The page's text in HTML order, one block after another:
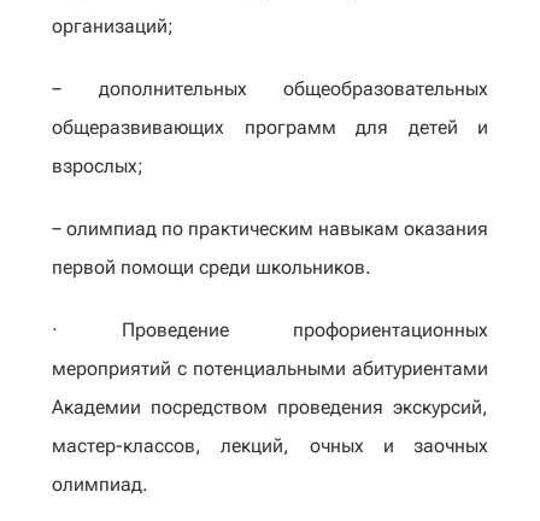
организаций;
− дополнительных общеобразовательных
общеразвивающих программ для детей и
взрослых;
− олимпиад по практическим навыкам оказания
первой помощи среди школьников.
· Проведение профориентационных
мероприятий с потенциальными абитуриентами
Академии посредством проведения экскурсий,
мастер-классов, лекций, очных и заочных
олимпиад.